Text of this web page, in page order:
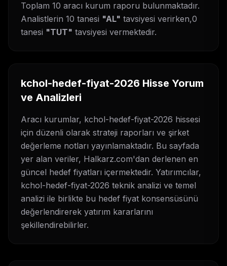
Toplam 10 aracı kurum raporu bulunmaktadır.
Analistlerin 10 tanesi "AL" tavsiyesi verirken,0
tanesi "TUT" tavsiyesi vermektedir.
kchol-hedef-fiyat-2026 Hisse Yorum
ve Analizleri
Aracı kurumlar, kchol-hedef-fiyat-2026 hissesi
için düzenli olarak strateji raporları ve şirket
değerleme notları yayınlamaktadır. Bu sayfada
yer alan veriler, Halkarz.com'dan derlenen en
güncel hedef fiyatları içermektedir. Yatırımcılar,
kchol-hedef-fiyat-2026 teknik analizi ve temel
analizi ile birlikte bu hedef fiyat konsensüsünü
değerlendirerek yatırım kararlarını
şekillendirebilirler.